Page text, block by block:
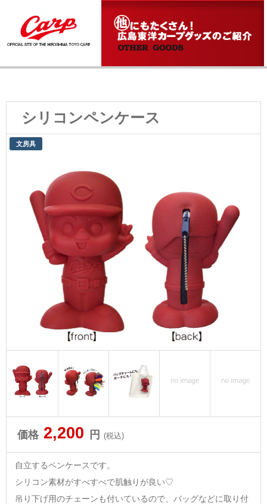
シリコンペンケース
文房具
価格 2,200 円 (税込)
自立するペンケースです。
シリコン素材がすべすべで肌触りが良い♡
吊り下げ用のチェーンも付いているので、バッグなどに取り付